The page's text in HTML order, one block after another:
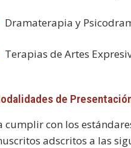
Dramaterapia y
Terapias de Artes
de
cumplir con los
adscritos a las